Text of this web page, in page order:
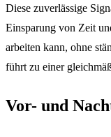
Diese zuverlässige
Einsparung von Zeit
arbeiten kann, ohne
führt zu einer
Vor- und